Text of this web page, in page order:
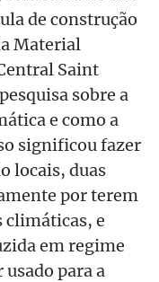
de construção
Material
Saint
sobre a
e como a
significou fazer
locais, duas
por terem
climáticas, e
em regime
para a